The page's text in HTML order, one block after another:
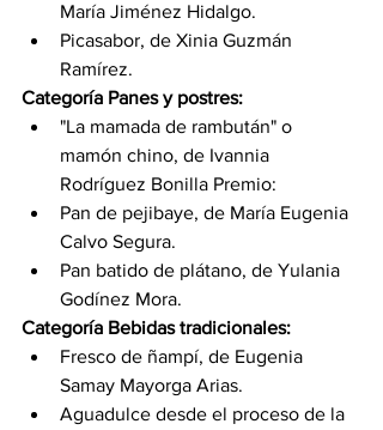
María Jiménez Hidalgo.
Picasabor, de Xinia Guzmán
Ramírez.
Categoría Panes y postres:
"La mamada de rambután" o
mamón chino, de Ivannia
Rodríguez Bonilla Premio:
Pan de pejibaye, de María Eugenia
Calvo Segura.
Pan batido de plátano, de Yulania
Godínez Mora.
Categoría Bebidas tradicionales:
Fresco de ñampí, de Eugenia
Samay Mayorga Arias.
Aguadulce desde el proceso de la